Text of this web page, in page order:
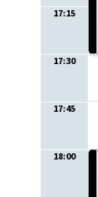
17:15
17:30
17:45
18:00